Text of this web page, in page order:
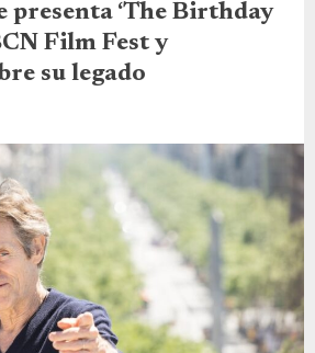
presenta ‘The Birthday
Film Fest y
su legado